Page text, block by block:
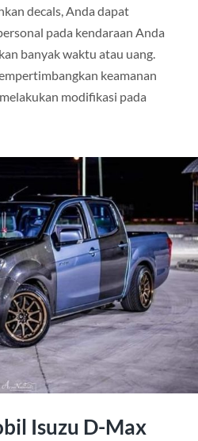
decals, Anda dapat
pada kendaraan Anda
banyak waktu atau uang.
keamanan
modifikasi pada
Isuzu D-Max